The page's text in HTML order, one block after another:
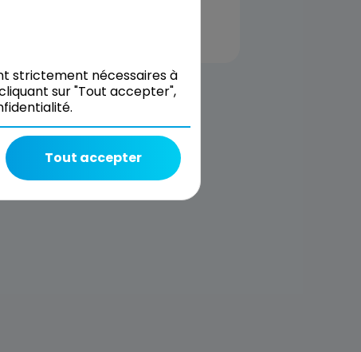
strictement nécessaires à
sur "Tout accepter",
Tout accepter